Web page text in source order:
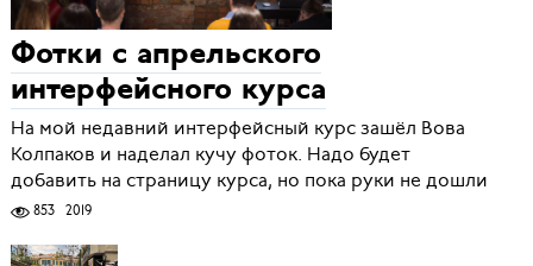
Фотки с апрельского
интерфейсного курса
На мой недавний интерфейсный курс зашёл Вова
Колпаков и наделал кучу фоток. Надо будет
добавить на страницу курса, но пока руки не дошли
853 2019